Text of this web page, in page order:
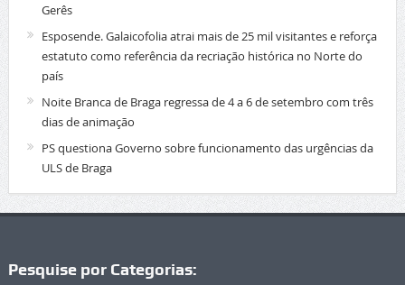
Gerês
Esposende. Galaicofolia atrai mais de 25 mil visitantes e reforça
estatuto como referência da recriação histórica no Norte do
país
Noite Branca de Braga regressa de 4 a 6 de setembro com três
dias de animação
PS questiona Governo sobre funcionamento das urgências da
ULS de Braga
Pesquise por Categorias: